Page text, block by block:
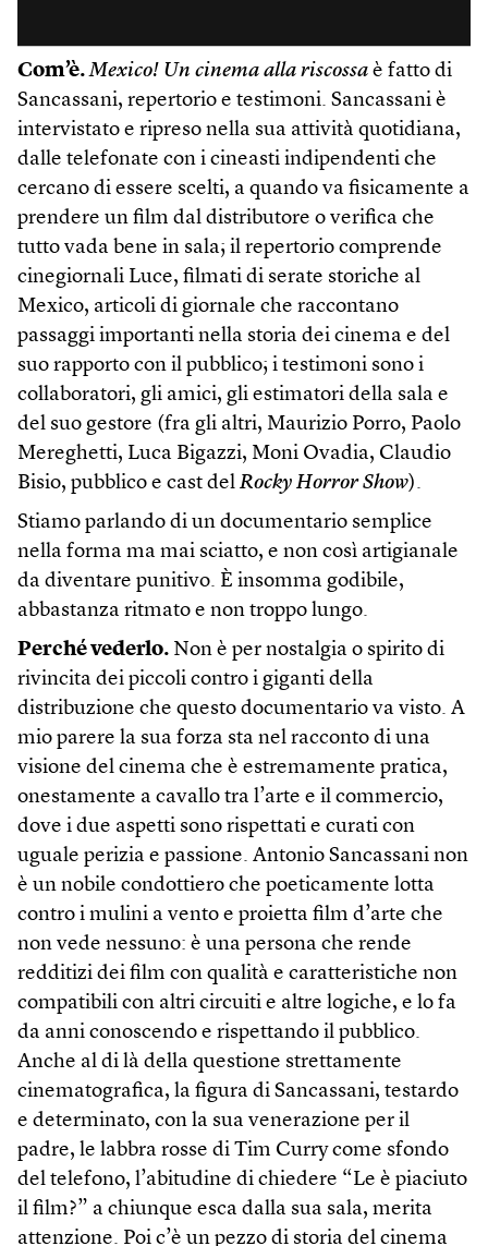
Com’è. Mexico! Un cinema alla riscossa è fatto di
Sancassani, repertorio e testimoni. Sancassani è
intervistato e ripreso nella sua attività quotidiana,
dalle telefonate con i cineasti indipendenti che
cercano di essere scelti, a quando va fisicamente a
prendere un film dal distributore o verifica che
tutto vada bene in sala; il repertorio comprende
cinegiornali Luce, filmati di serate storiche al
Mexico, articoli di giornale che raccontano
passaggi importanti nella storia dei cinema e del
suo rapporto con il pubblico; i testimoni sono i
collaboratori, gli amici, gli estimatori della sala e
del suo gestore (fra gli altri, Maurizio Porro, Paolo
Mereghetti, Luca Bigazzi, Moni Ovadia, Claudio
Bisio, pubblico e cast del Rocky Horror Show).
Stiamo parlando di un documentario semplice
nella forma ma mai sciatto, e non così artigianale
da diventare punitivo. È insomma godibile,
abbastanza ritmato e non troppo lungo.
Perché vederlo. Non è per nostalgia o spirito di
rivincita dei piccoli contro i giganti della
distribuzione che questo documentario va visto. A
mio parere la sua forza sta nel racconto di una
visione del cinema che è estremamente pratica,
onestamente a cavallo tra l’arte e il commercio,
dove i due aspetti sono rispettati e curati con
uguale perizia e passione. Antonio Sancassani non
è un nobile condottiero che poeticamente lotta
contro i mulini a vento e proietta film d’arte che
non vede nessuno: è una persona che rende
redditizi dei film con qualità e caratteristiche non
compatibili con altri circuiti e altre logiche, e lo fa
da anni conoscendo e rispettando il pubblico.
Anche al di là della questione strettamente
cinematografica, la figura di Sancassani, testardo
e determinato, con la sua venerazione per il
padre, le labbra rosse di Tim Curry come sfondo
del telefono, l’abitudine di chiedere “Le è piaciuto
il film?” a chiunque esca dalla sua sala, merita
attenzione. Poi c’è un pezzo di storia del cinema